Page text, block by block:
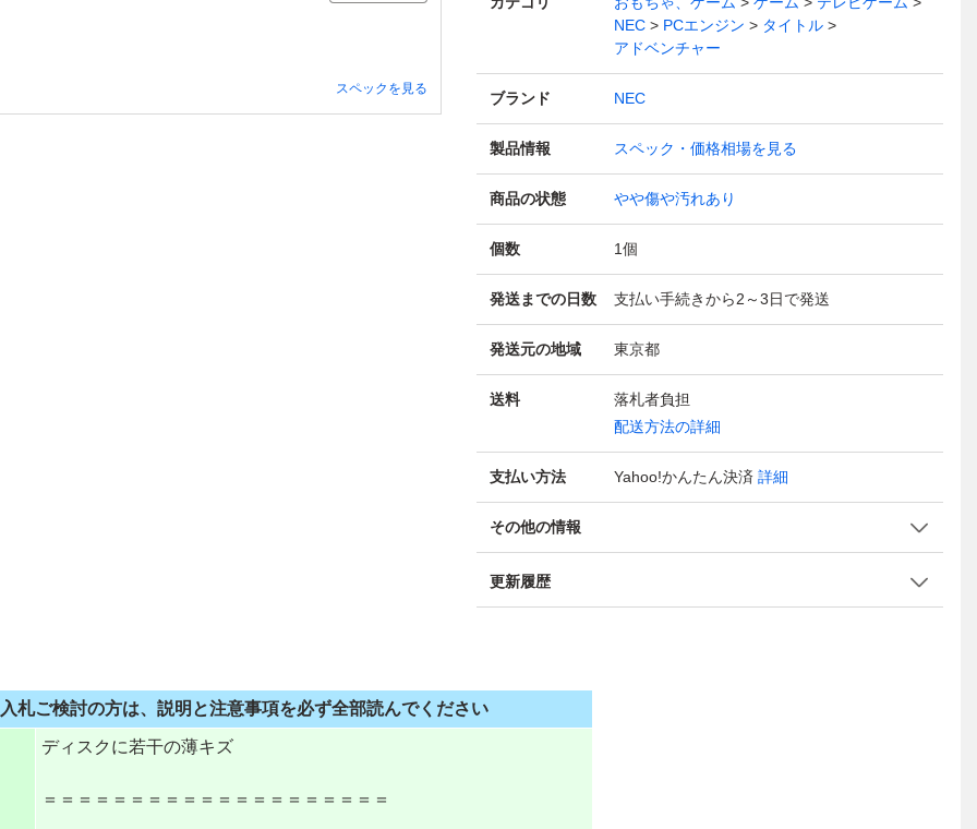
スペックを見る
NEC
PCエンジン
タイトル
アドベンチャー
ブランド NEC
製品情報 スペック・価格相場を見る
商品の状態 やや傷や汚れあり
個数 1個
発送までの日数 支払い手続きから2～3日で発送
発送元の地域 東京都
送料
落札者負担
配送方法の詳細
支払い方法 Yahoo!かんたん決済 詳細
その他の情報
更新履歴